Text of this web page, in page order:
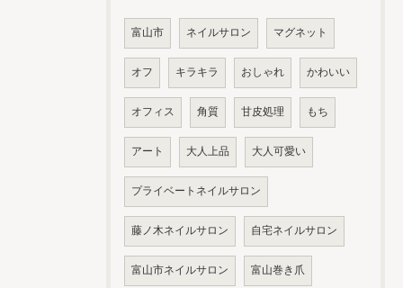
富山市 ネイルサロン マグネット
オフ キラキラ おしゃれ かわいい
オフィス 角質 甘皮処理 もち
アート 大人上品 大人可愛い
プライベートネイルサロン
藤ノ木ネイルサロン 自宅ネイルサロン
富山市ネイルサロン 富山巻き爪